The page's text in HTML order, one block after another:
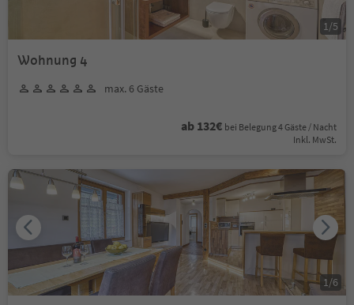
Wohnung 4
max. 6 Gäste
ab 132€ bei Belegung 4 Gäste / Nacht
Inkl. MwSt.
1 /5
1/6